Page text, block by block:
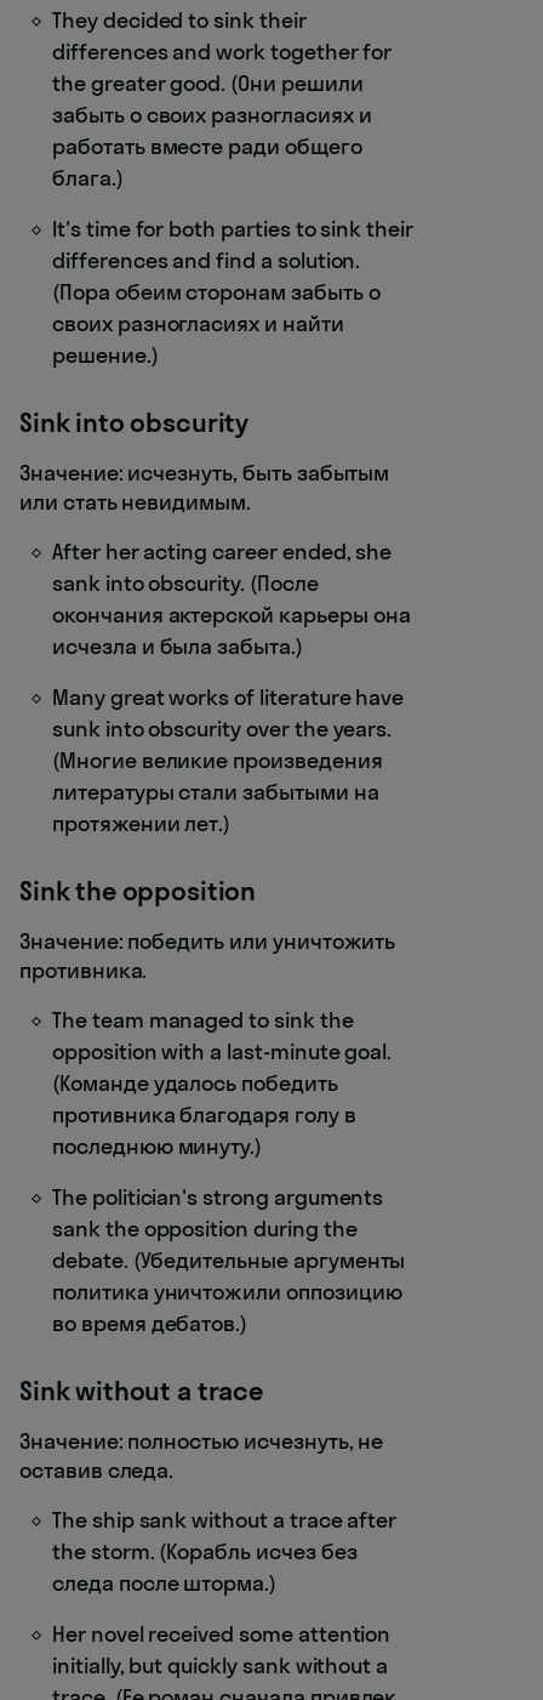
They decided to sink their
differences and work together for
the greater good. (Они решили
забыть о своих разногласиях и
работать вместе ради общего
блага.)
It's time for both parties to sink their
differences and find a solution.
(Пора обеим сторонам забыть о
своих разногласиях и найти
решение.)
Sink into obscurity
Значение: исчезнуть, быть забытым
или стать невидимым.
After her acting career ended, she
sank into obscurity. (После
окончания актерской карьеры она
исчезла и была забыта.)
Many great works of literature have
sunk into obscurity over the years.
(Многие великие произведения
литературы стали забытыми на
протяжении лет.)
Sink the opposition
Значение: победить или уничтожить
противника.
The team managed to sink the
opposition with a last-minute goal.
(Команде удалось победить
противника благодаря голу в
последнюю минуту.)
The politician's strong arguments
sank the opposition during the
debate. (Убедительные аргументы
политика уничтожили оппозицию
во время дебатов.)
Sink without a trace
Значение: полностью исчезнуть, не
оставив следа.
The ship sank without a trace after
the storm. (Корабль исчез без
следа после шторма.)
Her novel received some attention
initially, but quickly sank without a